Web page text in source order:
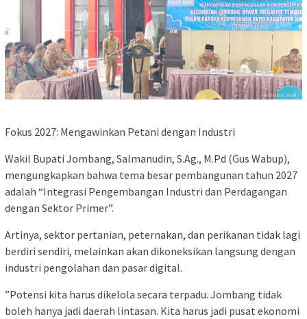
​Fokus 2027: Mengawinkan Petani dengan Industri
​Wakil Bupati Jombang, Salmanudin, S.Ag., M.Pd (Gus Wabup),
mengungkapkan bahwa tema besar pembangunan tahun 2027
adalah “Integrasi Pengembangan Industri dan Perdagangan
dengan Sektor Primer”.
​Artinya, sektor pertanian, peternakan, dan perikanan tidak lagi
berdiri sendiri, melainkan akan dikoneksikan langsung dengan
industri pengolahan dan pasar digital.
​”Potensi kita harus dikelola secara terpadu. Jombang tidak
boleh hanya jadi daerah lintasan. Kita harus jadi pusat ekonomi